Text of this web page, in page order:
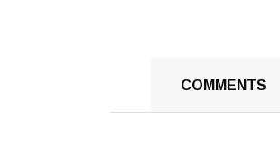
COMMENTS